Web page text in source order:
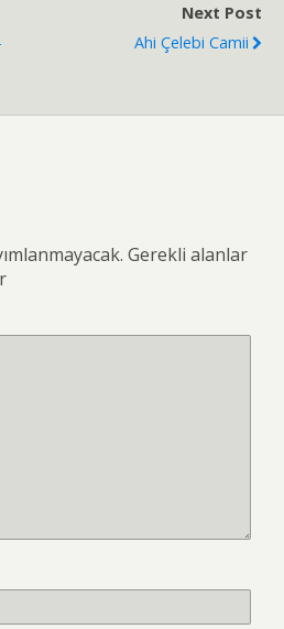
Next Post
Ahi Çelebi Camii
Gerekli alanlar